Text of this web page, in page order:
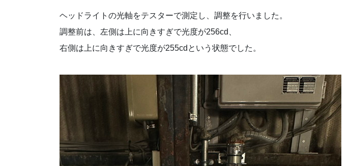
ヘッドライトの光軸をテスターで測定し、調整を行いました。
調整前は、左側は上に向きすぎで光度が256cd、
右側は上に向きすぎで光度が255cdという状態でした。